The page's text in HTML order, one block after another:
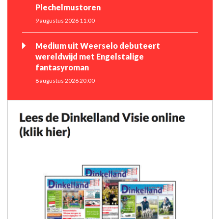
Plechelmustoren
9 augustus 2026 11:00
Medium uit Weerselo debuteert
wereldwijd met Engelstalige
fantasyroman
8 augustus 2026 20:00